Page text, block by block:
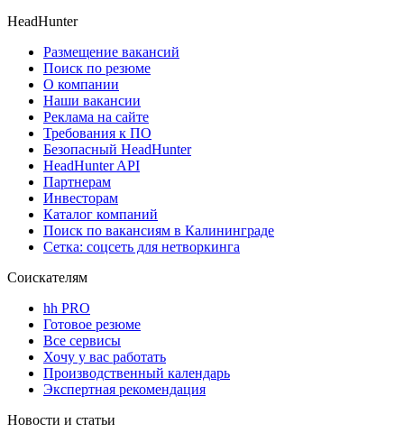
HeadHunter
Размещение вакансий
Поиск по резюме
О компании
Наши вакансии
Реклама на сайте
Требования к ПО
Безопасный HeadHunter
HeadHunter API
Партнерам
Инвесторам
Каталог компаний
Поиск по вакансиям в Калининграде
Сетка: соцсеть для нетворкинга
Соискателям
hh PRO
Готовое резюме
Все сервисы
Хочу у вас работать
Производственный календарь
Экспертная рекомендация
Новости и статьи